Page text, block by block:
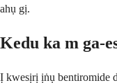
ahụ gị.
Kedu ka m ga-
Ị kwesịrị ịṅụ bentiromide